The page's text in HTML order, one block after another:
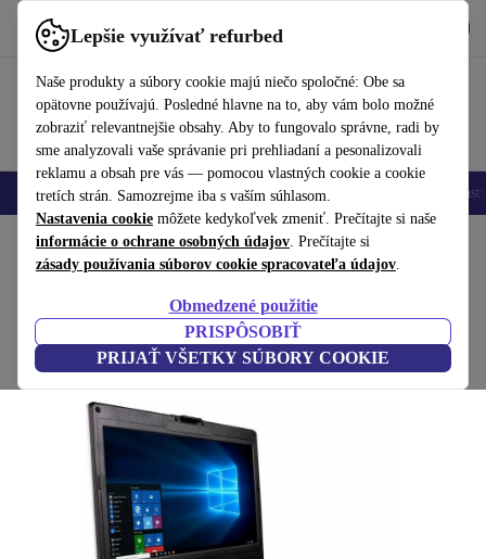
Lepšie využívať refurbed
Naše produkty a súbory cookie majú niečo spoločné: Obe sa
opätovne používajú. Posledné hlavne na to, aby vám bolo možné
zobraziť relevantnejšie obsahy. Aby to fungovalo správne, radi by
sme analyzovali vaše správanie pri prehliadaní a pesonalizovali
reklamu a obsah pre vás — pomocou vlastných cookie a cookie
tretích strán. Samozrejme iba s vaším súhlasom.
Nastavenia cookie môžete kedykoľvek zmeniť. Prečítajte si naše
informácie o ochrane osobných údajov. Prečítajte si
zásady používania súborov cookie spracovateľa údajov.
Obmedzené použitie
PRISPÔSOBIŤ
PRIJAŤ VŠETKY SÚBORY COOKIE
používať refurbed rýchlo a jednoducho
Mobilné telefóny Laptopy Tablety Inteligentné hodinky
Domov Produkty Notebooky
Getac S410 | i5-8365U | 14-palcový
8 GB | 256 GB SSD | 4G | Webcam | Win 11 Pro | DE
(Zbieranie recenzií)